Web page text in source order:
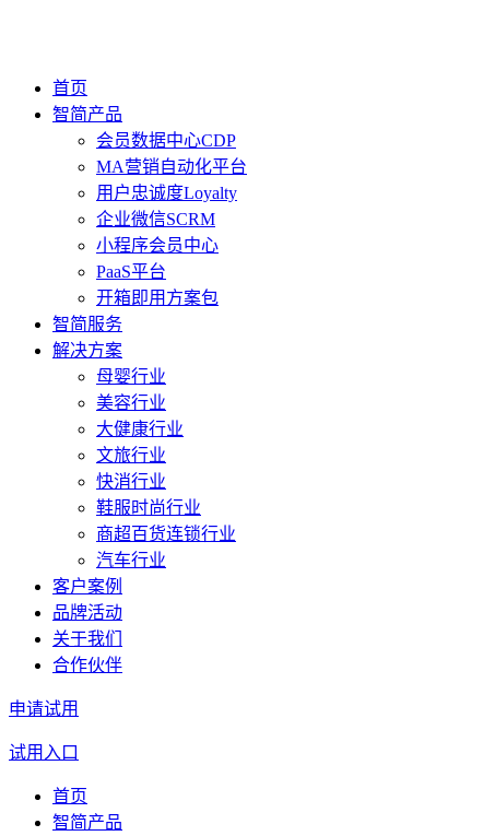
首页
智简产品
会员数据中心CDP
MA营销自动化平台
用户忠诚度Loyalty
企业微信SCRM
小程序会员中心
PaaS平台
开箱即用方案包
智简服务
解决方案
母婴行业
美容行业
大健康行业
文旅行业
快消行业
鞋服时尚行业
商超百货连锁行业
汽车行业
客户案例
品牌活动
关于我们
合作伙伴
申请试用
试用入口
首页
智简产品